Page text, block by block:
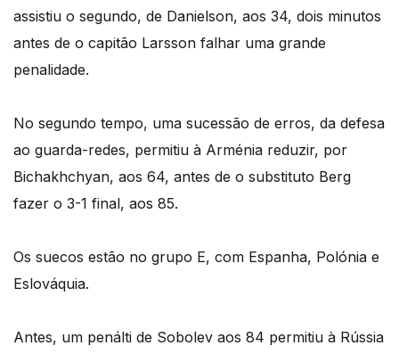
assistiu o segundo, de Danielson, aos 34, dois minutos
antes de o capitão Larsson falhar uma grande
penalidade.
No segundo tempo, uma sucessão de erros, da defesa
ao guarda-redes, permitiu à Arménia reduzir, por
Bichakhchyan, aos 64, antes de o substituto Berg
fazer o 3-1 final, aos 85.
Os suecos estão no grupo E, com Espanha, Polónia e
Eslováquia.
Antes, um penálti de Sobolev aos 84 permitiu à Rússia